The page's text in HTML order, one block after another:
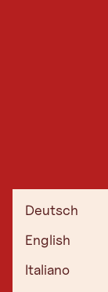
Deutsch
English
Italiano